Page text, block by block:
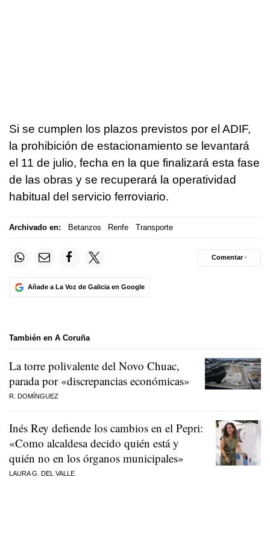
Si se cumplen los plazos previstos por el ADIF,
la prohibición de estacionamiento se levantará
el 11 de julio, fecha en la que finalizará esta fase
de las obras y se recuperará la operatividad
habitual del servicio ferroviario.
Archivado en: Betanzos Renfe Transporte
Añade a La Voz de Galicia en Google
Comentar ·
También en A Coruña
La torre polivalente del Novo Chuac,
parada por «discrepancias económicas»
R. DOMÍNGUEZ
Inés Rey defiende los cambios en el Pepri:
«Como alcaldesa decido quién está y
quién no en los órganos municipales»
LAURA G. DEL VALLE